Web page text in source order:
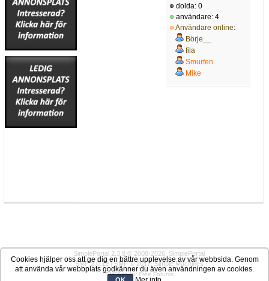
dolda: 0
användare: 4
Användare online:
Börje__
fila
Smurfen.
Mike
SimplePortal 2.3.8 © 2008-2026, SimplePortal
SMF 2.0.19|SMF © 2017,Simple Machines
SMFAdsfor Free Forums
Cookies hjälper oss att ge dig en bättre upplevelse av vår webbsida. Genom
att använda vår webbplats godkänner du även användningen av cookies.